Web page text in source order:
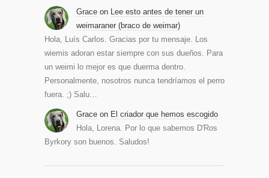
Grace on Lee esto antes de tener un
weimaraner (braco de weimar)
Hola, Luís Carlos. Gracias por tu mensaje. Los
wiemis adoran estar siempre con sus dueños. Para
un weimi lo mejor es que duerma dentro.
Personalmente, nosotros nunca tendríamos el perro
fuera. ;) Salu…
Grace on El criador que hemos escogido
Hola, Lorena. Por lo que sabemos D'Ros
Byrkory son buenos. Saludos!